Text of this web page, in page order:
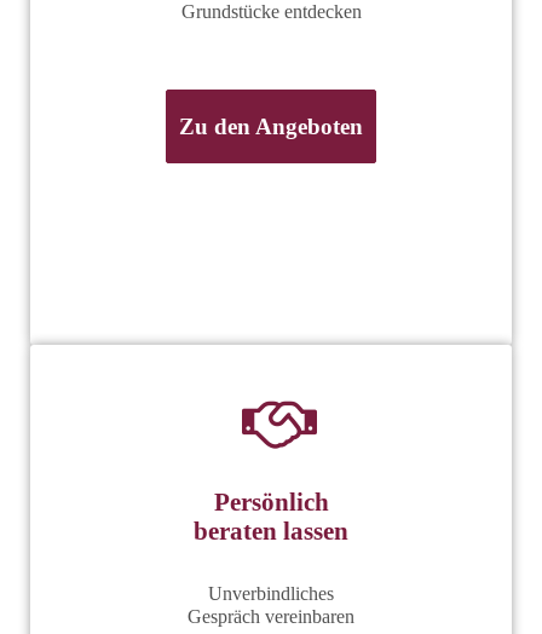
Grundstücke entdecken
Zu den Angeboten
Persönlich
beraten lassen
Unverbindliches
Gespräch vereinbaren